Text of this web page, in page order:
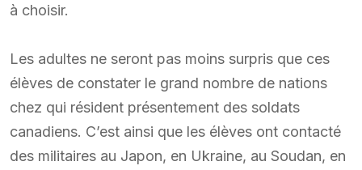
à choisir.
Les adultes ne seront pas moins surpris que ces
élèves de constater le grand nombre de nations
chez qui résident présentement des soldats
canadiens. C’est ainsi que les élèves ont contacté
des militaires au Japon, en Ukraine, au Soudan, en